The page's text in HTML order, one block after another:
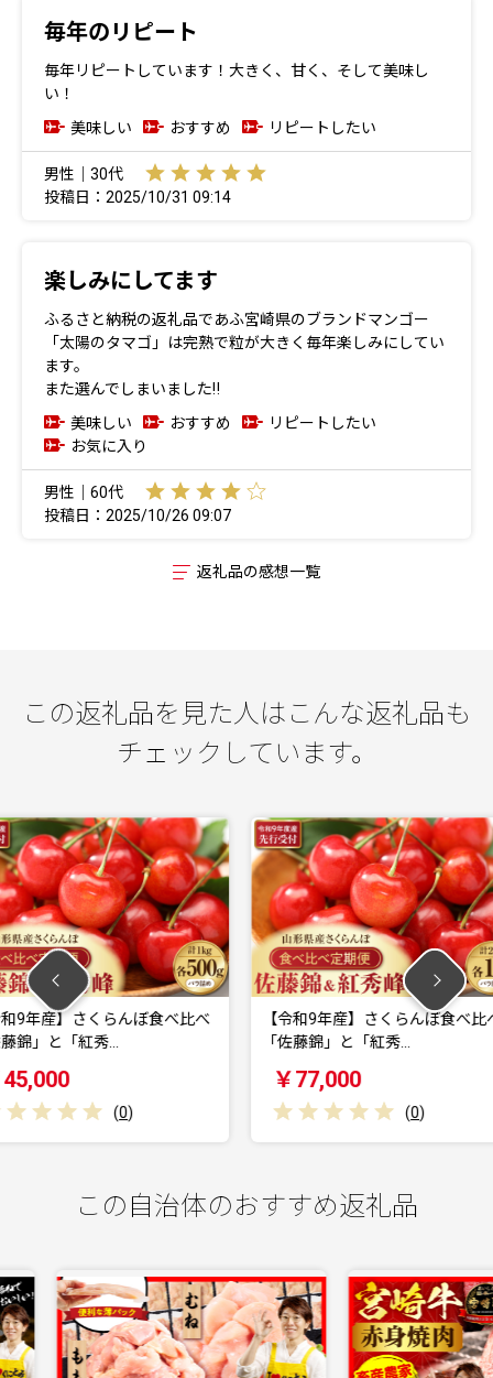
毎年のリピート
毎年リピートしています！大きく、甘く、そして美味し
い！
美味しい
おすすめ リピートしたい
男性｜30代
投稿日：2025/10/31 09:14
楽しみにしてます
ふるさと納税の返礼品であふ宮崎県のブランドマンゴー
「太陽のタマゴ」は完熟で粒が大きく毎年楽しみにしてい
ます。
また選んでしまいました‼️
美味しい
おすすめ
リピートしたい
お気に入り
男性｜60代
投稿日：2025/10/26 09:07
返礼品の感想一覧
この返礼品を見た人はこんな返礼品も
チェックしています。
食べ比べ
【令和9年産】さくらんぼ食べ比べ
「佐藤錦」と「紅秀…
(0)
【令和9
この自治体のおすすめ返礼品